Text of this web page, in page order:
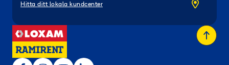
Hitta ditt lokala kundcenter